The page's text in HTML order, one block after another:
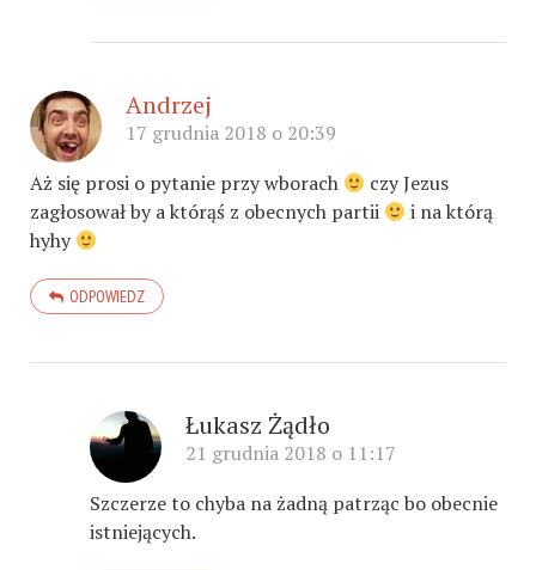
Andrzej
17 grudnia 2018 o 20:39
Aż się prosi o pytanie przy wborach
czy Jezus
zagłosował by a którąś z obecnych partii
i na którą
hyhy
ODPOWIEDZ
Łukasz Żądło
21 grudnia 2018 o 11:17
Szczerze to chyba na żadną patrząc bo obecnie
istniejących.